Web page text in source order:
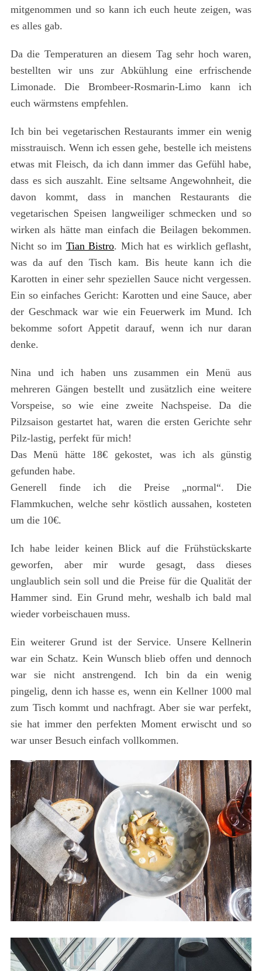
mitgenommen und so kann ich euch heute zeigen, was
es alles gab.
Da die Temperaturen an diesem Tag sehr hoch waren,
bestellten wir uns zur Abkühlung eine erfrischende
Limonade. Die Brombeer-Rosmarin-Limo kann ich
euch wärmstens empfehlen.
Ich bin bei vegetarischen Restaurants immer ein wenig
misstrauisch. Wenn ich essen gehe, bestelle ich meistens
etwas mit Fleisch, da ich dann immer das Gefühl habe,
dass es sich auszahlt. Eine seltsame Angewohnheit, die
davon kommt, dass in manchen Restaurants die
vegetarischen Speisen langweiliger schmecken und so
wirken als hätte man einfach die Beilagen bekommen.
Nicht so im Tian Bistro. Mich hat es wirklich geflasht,
was da auf den Tisch kam. Bis heute kann ich die
Karotten in einer sehr speziellen Sauce nicht vergessen.
Ein so einfaches Gericht: Karotten und eine Sauce, aber
der Geschmack war wie ein Feuerwerk im Mund. Ich
bekomme sofort Appetit darauf, wenn ich nur daran
denke.
Nina und ich haben uns zusammen ein Menü aus
mehreren Gängen bestellt und zusätzlich eine weitere
Vorspeise, so wie eine zweite Nachspeise. Da die
Pilzsaison gestartet hat, waren die ersten Gerichte sehr
Pilz-lastig, perfekt für mich!
Das Menü hätte 18€ gekostet, was ich als günstig
gefunden habe.
Generell finde ich die Preise „normal“. Die
Flammkuchen, welche sehr köstlich aussahen, kosteten
um die 10€.
Ich habe leider keinen Blick auf die Frühstückskarte
geworfen, aber mir wurde gesagt, dass dieses
unglaublich sein soll und die Preise für die Qualität der
Hammer sind. Ein Grund mehr, weshalb ich bald mal
wieder vorbeischauen muss.
Ein weiterer Grund ist der Service. Unsere Kellnerin
war ein Schatz. Kein Wunsch blieb offen und dennoch
war sie nicht anstrengend. Ich bin da ein wenig
pingelig, denn ich hasse es, wenn ein Kellner 1000 mal
zum Tisch kommt und nachfragt. Aber sie war perfekt,
sie hat immer den perfekten Moment erwischt und so
war unser Besuch einfach vollkommen.